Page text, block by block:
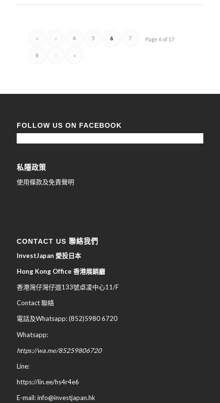
Page 6 of 17
« ‹ 4 5 6 7
8 › »
FOLLOW US ON FACEBOOK
私隱政策
使用條款及免責聲明
CONTACT US 聯絡我們
InvestJapan 愛投日本
Hong Kong Office 香港展銷廳
香港灣仔灣仔道133號卓凌中心11/F
Contact 聯絡
電話及Whatsapp: (852)5980 6720
Whatsapp:
https://wa.me/85259806720
Line:
https://lin.ee/hs4r4e6
E-mail: info@investjapan.hk